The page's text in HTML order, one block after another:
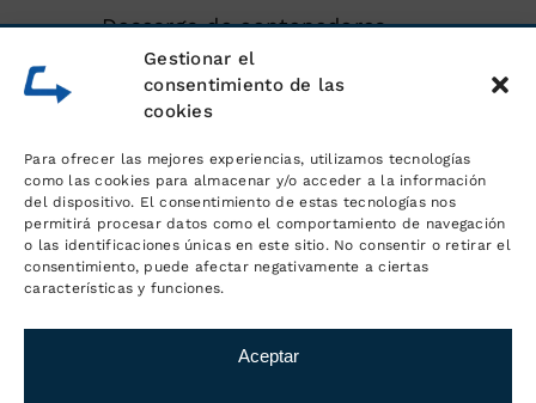
Gestionar el
consentimiento de las
cookies
Para ofrecer las mejores experiencias, utilizamos tecnologías
como las cookies para almacenar y/o acceder a la información
del dispositivo. El consentimiento de estas tecnologías nos
permitirá procesar datos como el comportamiento de navegación
o las identificaciones únicas en este sitio. No consentir o retirar el
consentimiento, puede afectar negativamente a ciertas
características y funciones.
Aceptar
Descarga de contenedores
marítimos
Almacén de mercancías
Servicios logísticos y gestión de
pedidos
Distribución y transporte